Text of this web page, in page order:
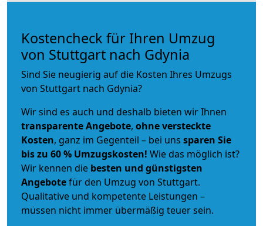
Kostencheck für Ihren Umzug
von Stuttgart nach Gdynia
Sind Sie neugierig auf die Kosten Ihres Umzugs
von Stuttgart nach Gdynia?
Wir sind es auch und deshalb bieten wir Ihnen
transparente Angebote, ohne versteckte
Kosten, ganz im Gegenteil – bei uns sparen Sie
bis zu 60 % Umzugskosten! Wie das möglich ist?
Wir kennen die besten und günstigsten
Angebotefür den Umzug von Stuttgart.
Qualitative und kompetente Leistungen –
müssen nicht immer übermäßig teuer sein.